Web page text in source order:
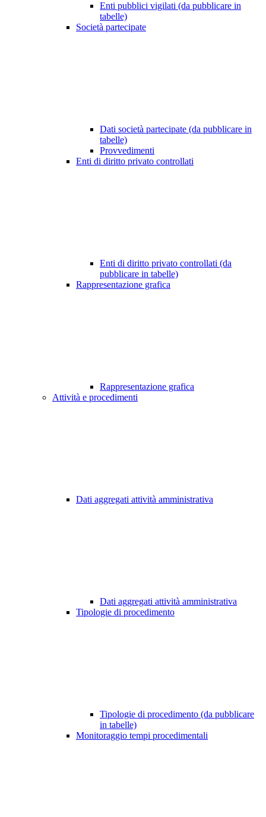
Enti pubblici vigilati (da pubblicare in
tabelle)
Società partecipate
Dati società partecipate (da pubblicare in
tabelle)
Provvedimenti
Enti di diritto privato controllati
Enti di diritto privato controllati (da
pubblicare in tabelle)
Rappresentazione grafica
Rappresentazione grafica
Attività e procedimenti
Dati aggregati attività amministrativa
Dati aggregati attività amministrativa
Tipologie di procedimento
Tipologie di procedimento (da pubblicare
in tabelle)
Monitoraggio tempi procedimentali